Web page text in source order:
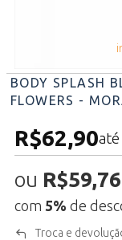
BODY SPLASH
FLOWERS -
R$62,90até
ou R$59,76
com 5% de
Troca e